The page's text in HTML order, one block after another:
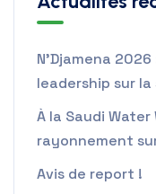
N’Djamena
leadership sur
À la Saudi Water
rayonnement
Avis de report !